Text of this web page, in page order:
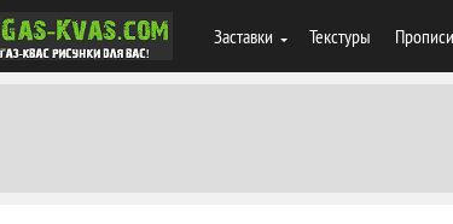
Заставки Текстуры